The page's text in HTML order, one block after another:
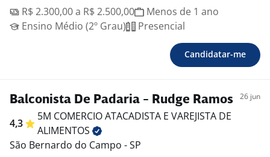
R$ 2.300,00 a R$ 2.500,00
Menos de 1 ano
Ensino Médio (2º Grau)
Presencial
Candidatar-me
Balconista De Padaria - Rudge Ramos 26 jun
4,3
5M COMERCIO ATACADISTA E VAREJISTA DE
ALIMENTOS
São Bernardo do Campo - SP